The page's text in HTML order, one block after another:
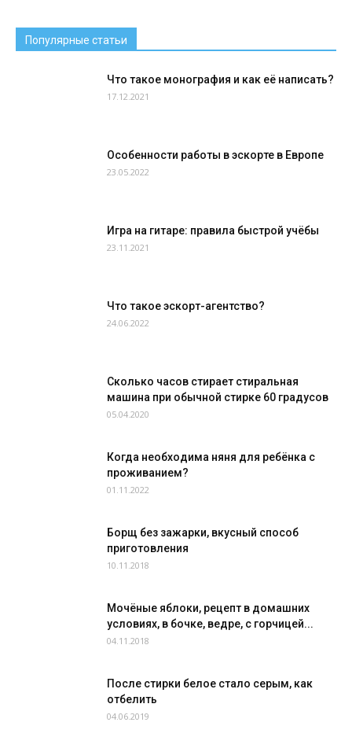
Популярные статьи
Что такое монография и как её написать?
17.12.2021
Особенности работы в эскорте в Европе
23.05.2022
Игра на гитаре: правила быстрой учёбы
23.11.2021
Что такое эскорт-агентство?
24.06.2022
Сколько часов стирает стиральная
машина при обычной стирке 60 градусов
05.04.2020
Когда необходима няня для ребёнка с
проживанием?
01.11.2022
Борщ без зажарки, вкусный способ
приготовления
10.11.2018
Мочёные яблоки, рецепт в домашних
условиях, в бочке, ведре, с горчицей...
04.11.2018
После стирки белое стало серым, как
отбелить
04.06.2019